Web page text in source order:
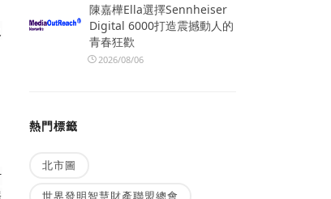
陳嘉樺Ella選擇Sennheiser
Digital 6000打造震撼動人的
青春狂歡
2026/08/06
熱門標籤
北市圖
世界發明智慧財產聯盟總會